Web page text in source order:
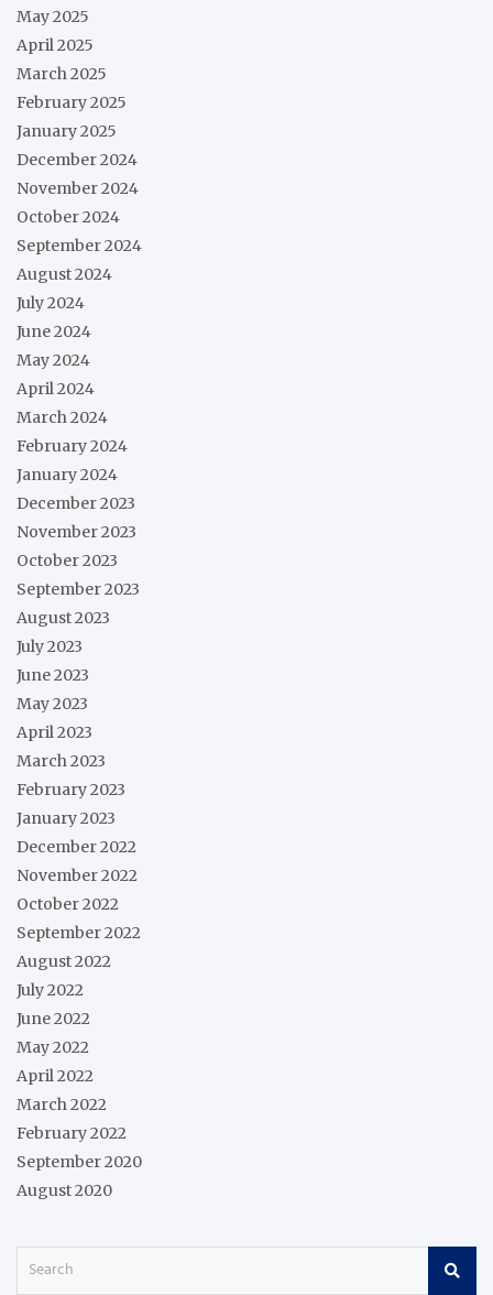
May 2025
April 2025
March 2025
February 2025
January 2025
December 2024
November 2024
October 2024
September 2024
August 2024
July 2024
June 2024
May 2024
April 2024
March 2024
February 2024
January 2024
December 2023
November 2023
October 2023
September 2023
August 2023
July 2023
June 2023
May 2023
April 2023
March 2023
February 2023
January 2023
December 2022
November 2022
October 2022
September 2022
August 2022
July 2022
June 2022
May 2022
April 2022
March 2022
February 2022
September 2020
August 2020